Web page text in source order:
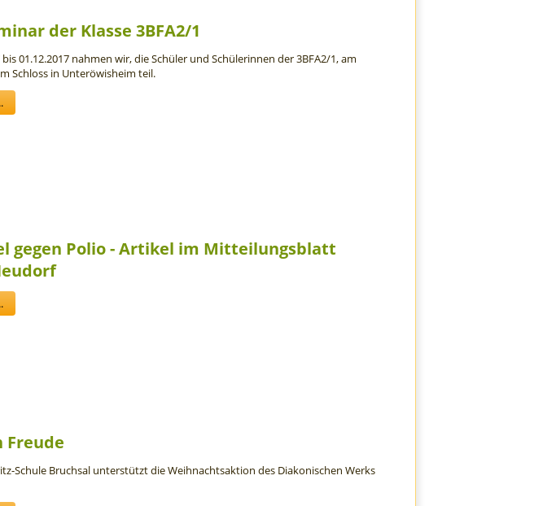
der Klasse 3BFA2/1
bis 01.12.2017 nahmen wir, die Schüler und Schülerinnen der 3BFA2/1, am
Schloss in Unteröwisheim teil.
gegen Polio - Artikel im Mitteilungsblatt
Freude
Schule Bruchsal unterstützt die Weihnachtsaktion des Diakonischen Werks